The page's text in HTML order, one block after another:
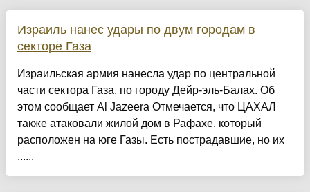
Израиль нанес удары по двум городам в
секторе Газа
Израильская армия нанесла удар по центральной
части сектора Газа, по городу Дейр-эль-Балах. Об
этом сообщает Al Jazeera Отмечается, что ЦАХАЛ
также атаковали жилой дом в Рафахе, который
расположен на юге Газы. Есть пострадавшие, но их
......